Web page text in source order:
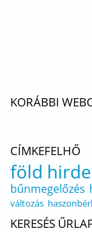
KORÁBBI
CÍMKEFELHŐ
föld
bűnmegelőzés
változás
KERESÉS